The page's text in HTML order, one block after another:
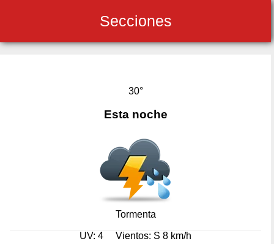
Secciones
30°
Esta noche
Tormenta
UV: 4 Vientos: S 8 km/h